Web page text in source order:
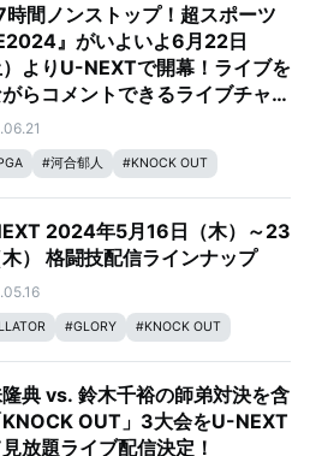
時間ノンストップ！超スポーツ
』がいよいよ6月22日
）よりU-NEXTで開幕！ライブを
らコメントできるライブチャッ
も初導入
#河合郁人 #KNOCK OUT
2024年5月16日（木）～23
木） 格闘技配信ラインナップ
#GLORY #KNOCK OUT
典 vs. 鈴木千裕の師弟対決を含
OUT」3大会をU-NEXT
放題ライブ配信決定！